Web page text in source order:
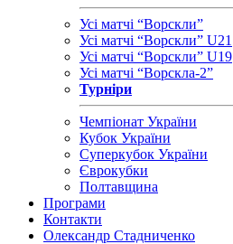
Усі матчі “Ворскли”
Усі матчі “Ворскли” U21
Усі матчі “Ворскли” U19
Усі матчі “Ворскла-2”
Турніри
Чемпіонат України
Кубок України
Суперкубок України
Єврокубки
Полтавщина
Програми
Контакти
Олександр Стадниченко